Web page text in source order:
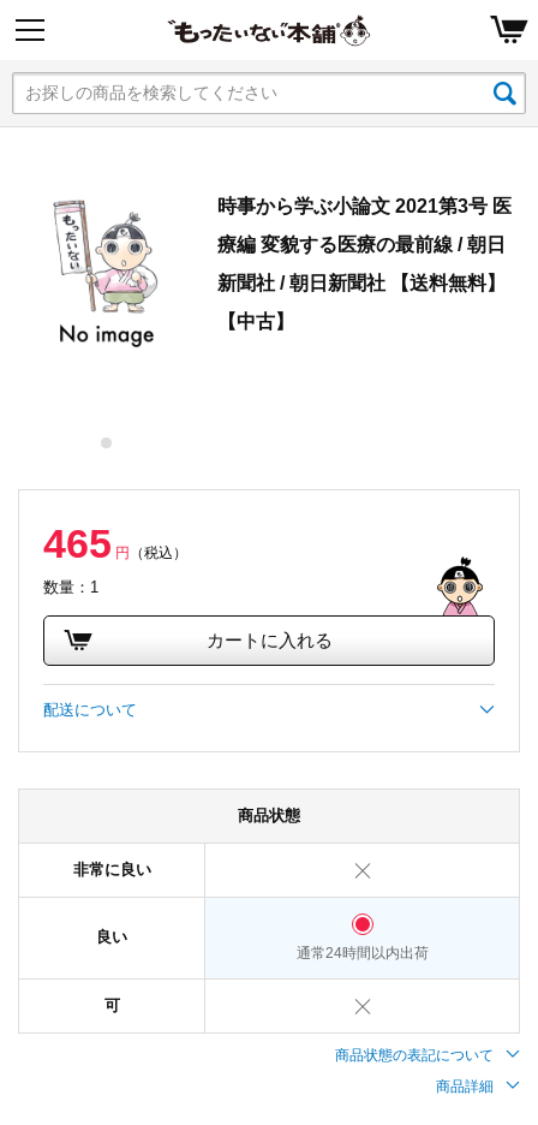
時事から学ぶ小論文 2021第3号 医
療編 変貌する医療の最前線 / 朝日
新聞社 / 朝日新聞社 【送料無料】
【中古】
465 円 （税込）
数量：1
カートに入れる
配送について
商品状態
非常に良い
良い
通常24時間以内出荷
可
商品状態の表記について
商品詳細